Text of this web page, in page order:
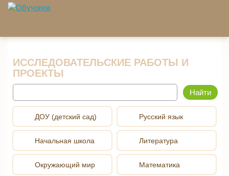
Перейти к основному содержанию
ИССЛЕДОВАТЕЛЬСКИЕ РАБОТЫ И
ПРОЕКТЫ
ДОУ (детский сад)
Начальная школа
Окружающий мир
Русский язык
Литература
Математика